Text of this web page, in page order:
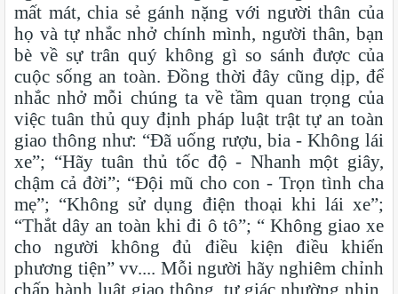
mất mát, chia sẻ gánh nặng với người thân của
họ và tự nhắc nhở chính mình, người thân, bạn
bè về sự trân quý không gì so sánh được của
cuộc sống an toàn. Đồng thời đây cũng dịp, để
nhắc nhở mỗi chúng ta về tầm quan trọng của
việc tuân thủ quy định pháp luật trật tự an toàn
giao thông như: “Đã uống rượu, bia - Không lái
xe”; “Hãy tuân thủ tốc độ - Nhanh một giây,
chậm cả đời”; “Đội mũ cho con - Trọn tình cha
mẹ”; “Không sử dụng điện thoại khi lái xe”;
“Thắt dây an toàn khi đi ô tô”; “ Không giao xe
cho người không đủ điều kiện điều khiển
phương tiện” vv.... Mỗi người hãy nghiêm chỉnh
chấp hành luật giao thông, tự giác nhường nhịn,